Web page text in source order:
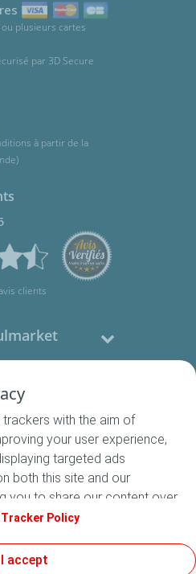
plusieurs cartes
par 3D Secure
à partir de la
clients
contacter
nous
de Vente
with the aim of
your user experience,
targeted ads
both this site and our
you to share our content over
with French legislation,
cookie settings at any time
Tracker Policy
I accept